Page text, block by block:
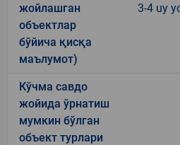
жойлашган
объектлар
бўйича қисқа
маълумот)
3-4 uy
Кўчма савдо
жойида ўрнатиш
мумкин бўлган
объект турлари